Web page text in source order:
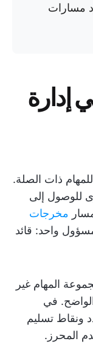
مسارات
إدارة
ذات الصلة.
للوصول إلى
مخرجات
واحد: قائد
المهام غير
في
ونقاط تسليم
المحرز.